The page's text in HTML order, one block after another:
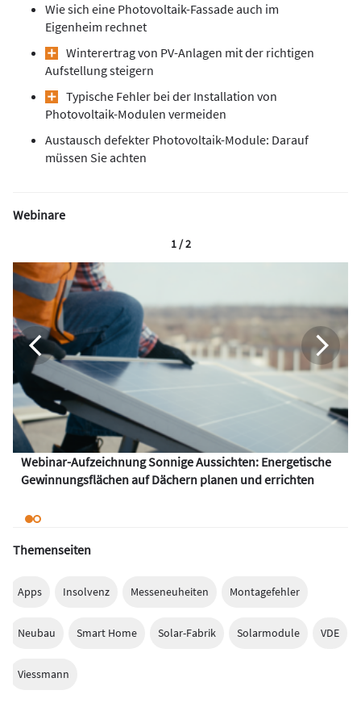
Wie sich eine Photovoltaik-Fassade auch im
Eigenheim rechnet
Winterertrag von PV-Anlagen mit der richtigen
Aufstellung steigern
Typische Fehler bei der Installation von
Photovoltaik-Modulen vermeiden
Austausch defekter Photovoltaik-Module: Darauf
müssen Sie achten
Webinare
Webinar-Aufzeichnung Sonnige Aussichten: Energetische
Gewinnungsflächen auf Dächern planen und errichten
1 / 2
Themenseiten
Apps Insolvenz Messeneuheiten Montagefehler
Neubau Smart Home Solar-Fabrik Solarmodule VDE
Viessmann